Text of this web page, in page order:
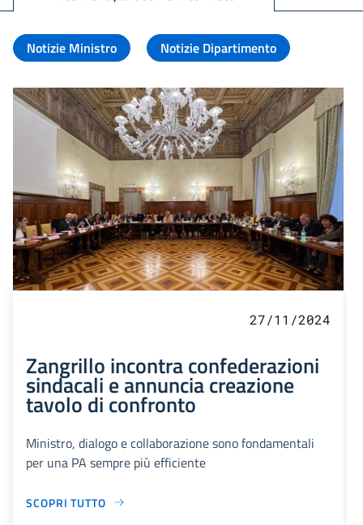
Notizie Ministro Notizie Dipartimento
27/11/2024
Zangrillo incontra confederazioni
sindacali e annuncia creazione
tavolo di confronto
Ministro, dialogo e collaborazione sono fondamentali
per una PA sempre più efficiente
SCOPRI TUTTO